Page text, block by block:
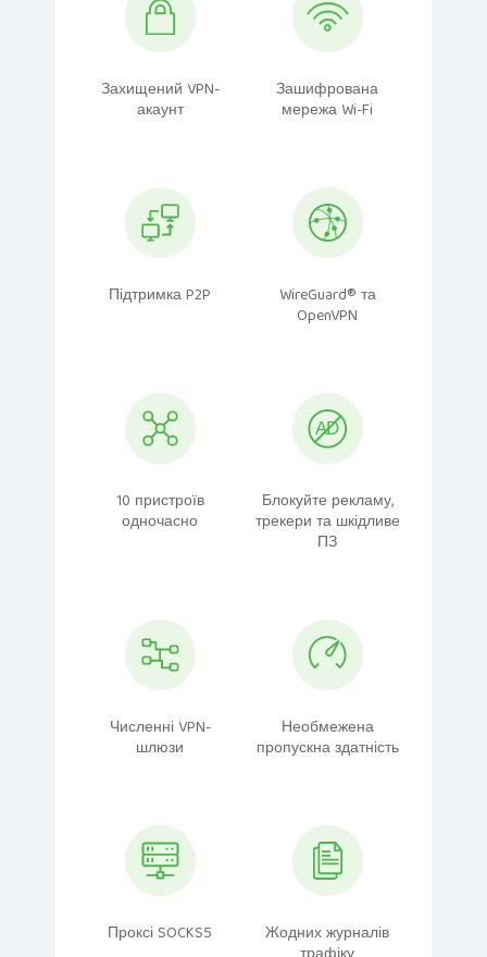
Захищений VPN-
акаунт
Зашифрована
мережа Wi-Fi
Підтримка P2P WireGuard® та
OpenVPN
10 пристроїв
одночасно
Блокуйте рекламу,
трекери та шкідливе
ПЗ
Численні VPN-
шлюзи
Необмежена
пропускна здатність
Проксі SOCKS5 Жодних журналів